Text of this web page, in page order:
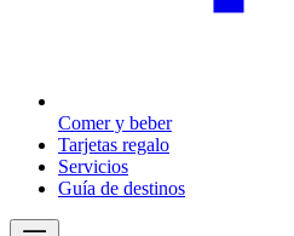
Comer y beber
Tarjetas regalo
Servicios
Guía de destinos